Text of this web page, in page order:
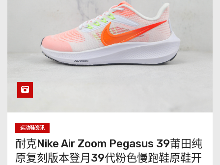
运动鞋资讯
耐克Nike Air Zoom Pegasus 39莆田纯
原复刻版本登月39代粉色慢跑鞋原鞋开